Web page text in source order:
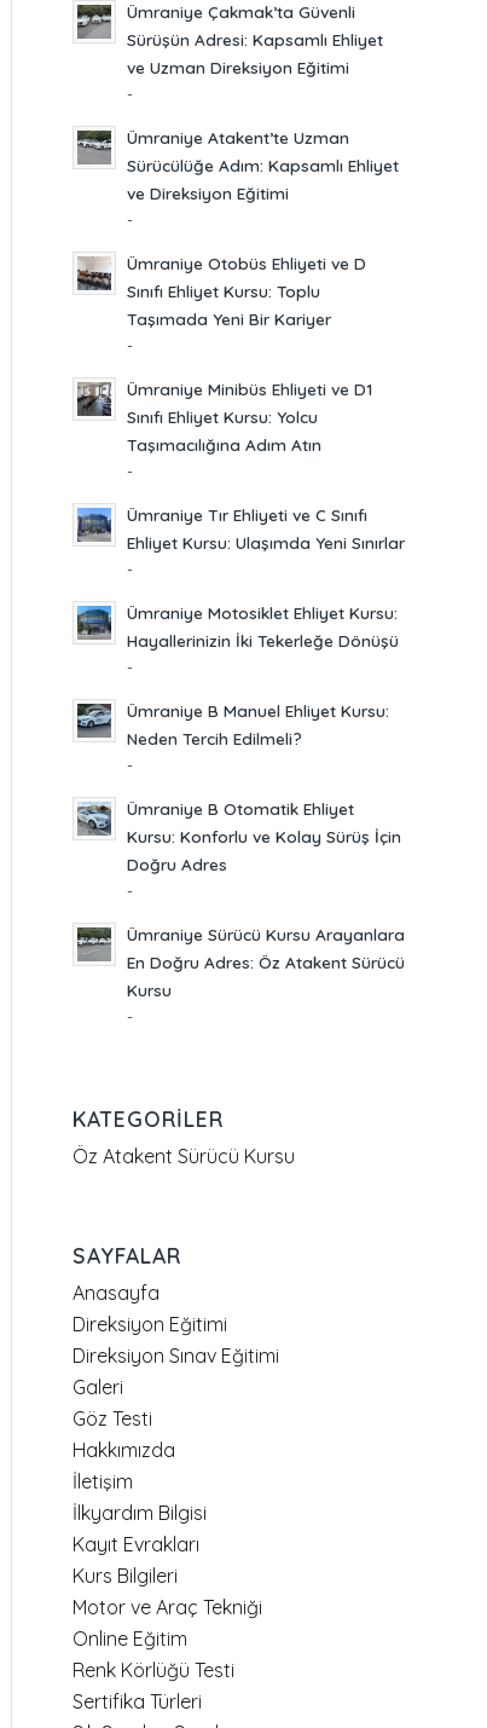
Ümraniye Çakmak’ta Güvenli
Sürüşün Adresi: Kapsamlı Ehliyet
ve Uzman Direksiyon Eğitimi
-
Ümraniye Atakent’te Uzman
Sürücülüğe Adım: Kapsamlı Ehliyet
ve Direksiyon Eğitimi
-
Ümraniye Otobüs Ehliyeti ve D
Sınıfı Ehliyet Kursu: Toplu
Taşımada Yeni Bir Kariyer
-
Ümraniye Minibüs Ehliyeti ve D1
Sınıfı Ehliyet Kursu: Yolcu
Taşımacılığına Adım Atın
-
Ümraniye Tır Ehliyeti ve C Sınıfı
Ehliyet Kursu: Ulaşımda Yeni Sınırlar
-
Ümraniye Motosiklet Ehliyet Kursu:
Hayallerinizin İki Tekerleğe Dönüşü
-
Ümraniye B Manuel Ehliyet Kursu:
Neden Tercih Edilmeli?
-
Ümraniye B Otomatik Ehliyet
Kursu: Konforlu ve Kolay Sürüş İçin
Doğru Adres
-
Ümraniye Sürücü Kursu Arayanlara
En Doğru Adres: Öz Atakent Sürücü
Kursu
-
KATEGORILER
Öz Atakent Sürücü Kursu
SAYFALAR
Anasayfa
Direksiyon Eğitimi
Direksiyon Sınav Eğitimi
Galeri
Göz Testi
Hakkımızda
İletişim
İlkyardım Bilgisi
Kayıt Evrakları
Kurs Bilgileri
Motor ve Araç Tekniği
Online Eğitim
Renk Körlüğü Testi
Sertifika Türleri